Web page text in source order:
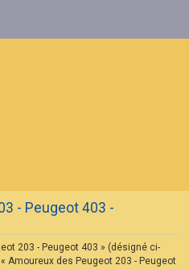
- Peugeot 403 -
203 - Peugeot 403 » (désigné ci-
Amoureux des Peugeot 203 - Peugeot